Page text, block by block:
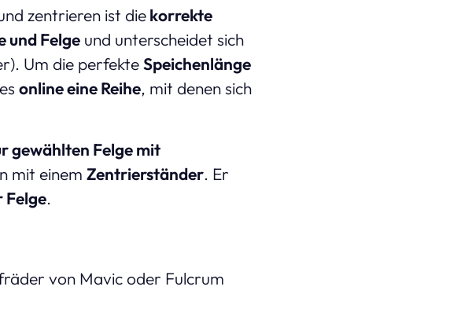
zentrieren ist diekorrekte
und Felgeund unterscheidet sich
Um die perfekteSpeichenlänge
online eine Reihe, mit denen sich
gewählten Felge mit
mit einem Zentrierständer. Er
Felge.
von Mavic oder Fulcrum